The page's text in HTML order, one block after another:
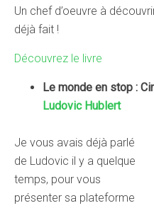
Un chef d’oeuvre à
déjà fait !
Découvrez le livre
Le monde en stop :
Ludovic Hublert
Je vous avais déjà parlé
de Ludovic il y a quelque
temps, pour vous
présenter sa plateforme